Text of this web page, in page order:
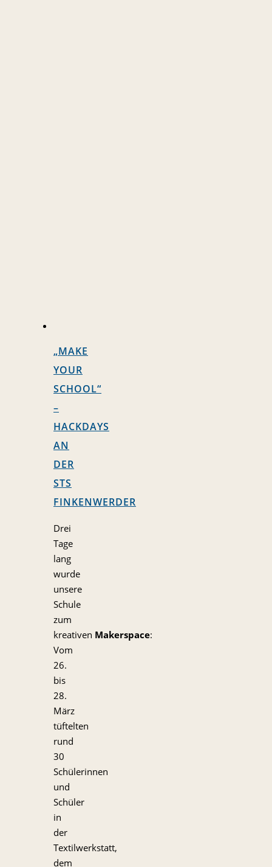
„MAKE
YOUR
SCHOOL“
–
HACKDAYS
AN
DER
STS
FINKENWERDER
Drei
Tage
lang
wurde
unsere
Schule
zum
kreativen Makerspace:
Vom
26.
bis
28.
März
tüftelten
rund
30
Schülerinnen
und
Schüler
in
der
Textilwerkstatt,
dem